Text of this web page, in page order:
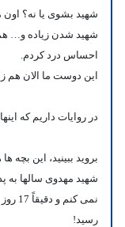
شهید بشوی یا نه؟
شهید شدن زیاده و…
احساس درد کردم.
این دوست ما الان هم
در روایات داریم که
بروید ببینید، این بچه
نمی
رسید!